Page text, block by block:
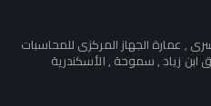
سرى , عمارة الجهاز المركزى للمحاسبات